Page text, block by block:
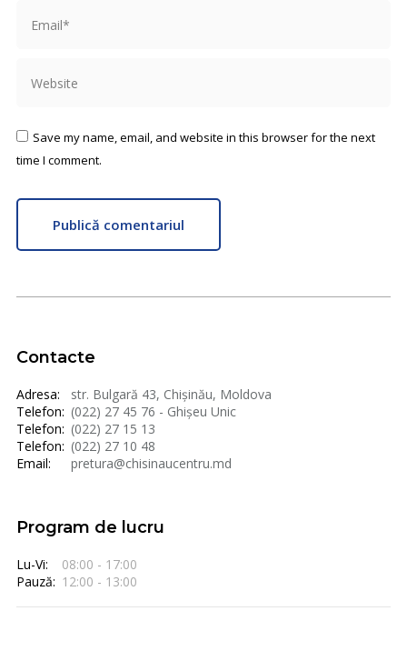
Save my name, email, and website in this browser for the next
time I comment.
Publică comentariul
Contacte
Adresa:
str. Bulgară 43, Chișinău, Moldova
Telefon: (022) 27 45 76 - Ghișeu Unic
Telefon: (022) 27 15 13
Telefon: (022) 27 10 48
Email:
pretura@chisinaucentru.md
Program de lucru
Lu-Vi:
08:00 - 17:00
Pauză: 12:00 - 13:00